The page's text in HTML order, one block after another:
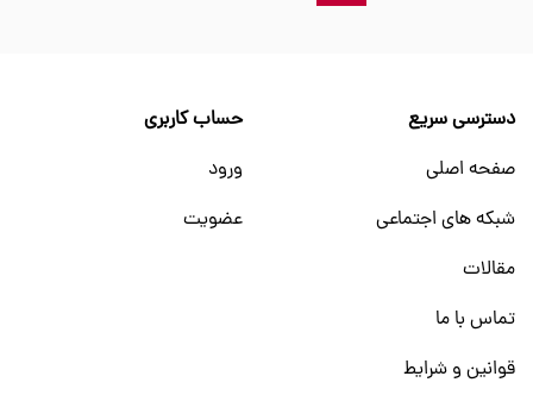
دسترسی سریع
صفحه اصلی
شبکه های اجتماعی
مقالات
تماس با ما
قوانین و شرایط
حساب کاربری
ورود
عضویت